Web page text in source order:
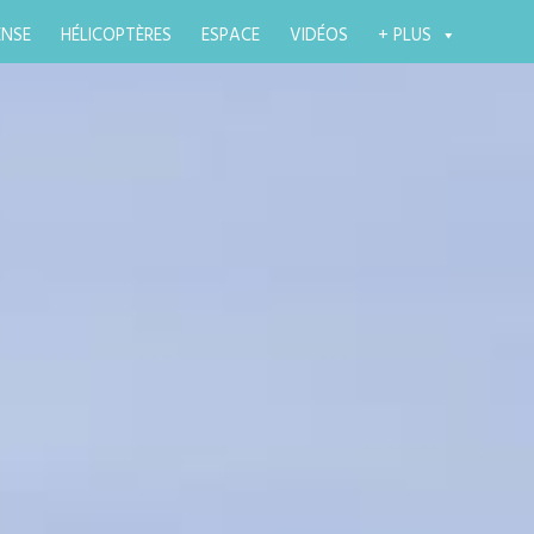
HÉLICOPTÈRES ESPACE VIDÉOS + PLUS